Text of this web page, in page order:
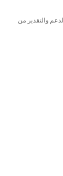
والتقدير من